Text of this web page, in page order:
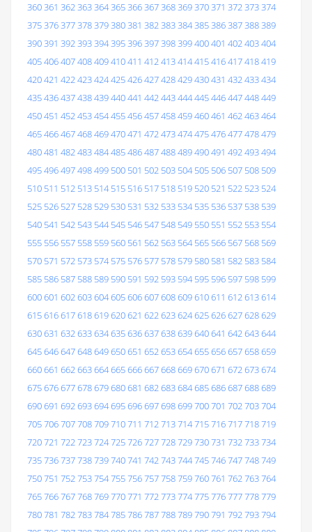
360361 362363364365366367368369370371 372373374
375376377378379380381 382383384385386387388389
390391 392393394395396397398399400401 402403404
405406407408409410411 412413414415416417418419
420421 422423424425426427428429430431 432433434
435436437438439440441 442443444445446447448449
450451 452453454455456457458459460461 462463464
465466467468469470471 472473474475476477478479
480481 482483484485486487488489490491 492493494
495496497498499 500 501 502 503 504 505 506 507 508 509
510 511 512 513 514 515 516 517 518 519 520 521 522 523 524
525 526 527 528 529 530 531 532 533 534 535 536 537 538 539
540 541 542 543 544 545 546 547 548 549 550 551 552 553 554
555 556 557 558 559 560 561 562 563 564 565 566 567 568 569
570 571 572 573 574 575 576 577 578 579 580 581 582 583 584
585 586 587 588 589 590 591 592 593 594 595 596 597 598 599
600601 602603604605606607608609610611 612613614
615616617618619620621 622623624625626627628629
630631 632633634635636637638639640641 642643644
645646647648649650651 652653654655656657658659
660661 662663664665666667668669670671 672673674
675676677678679680681 682683684685686687688689
690691 692693694695696697698699700701 702703704
705706707708709710711 712713714715716717718719
720721 722723724725726727728729730731 732733734
735736737738739740741 742743744745746747748749
750751 752753754755756757758759760761 762763764
765766767768769770771 772773774775776777778779
780781 782783784785786787788789790791 792793794